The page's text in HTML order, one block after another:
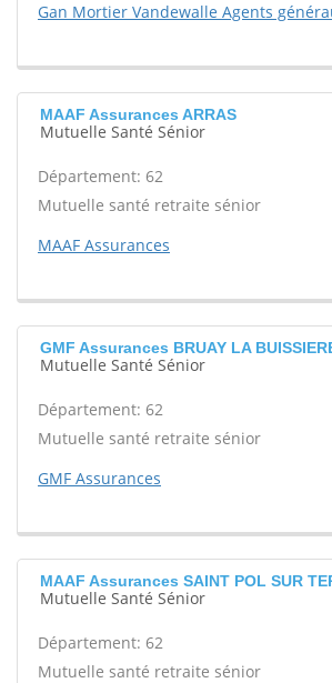
Gan Mortier Vandewalle Agents
MAAF Assurances ARRAS
Mutuelle Santé Sénior
Département: 62
Mutuelle santé retraite sénior
MAAF Assurances
GMF Assurances BRUAY LA
Mutuelle Santé Sénior
Département: 62
Mutuelle santé retraite sénior
GMF Assurances
MAAF Assurances SAINT POL SUR
Mutuelle Santé Sénior
Département: 62
Mutuelle santé retraite sénior